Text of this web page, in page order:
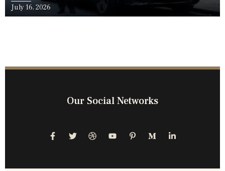
July 16, 2026
Our Social Networks